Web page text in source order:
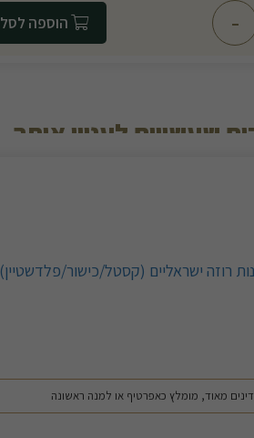
-
שעשויים לעניין אותך
מאוד, מומלץ כאפרטיף או למנה ראשונה